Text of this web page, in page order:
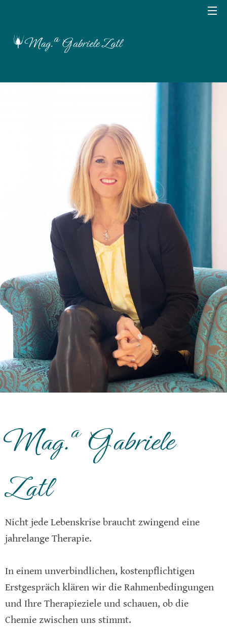
Mag.aGabriele
Zatl
Nicht jede Lebenskrise braucht zwingend eine
jahrelange Therapie.
In einem unverbindlichen, kostenpflichtigen
Erstgespräch klären wir die Rahmenbedingungen
und Ihre Therapieziele und schauen, ob die
Chemie zwischen uns stimmt.